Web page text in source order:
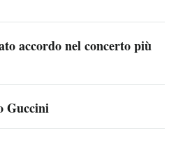
accordo nel concerto più
Guccini